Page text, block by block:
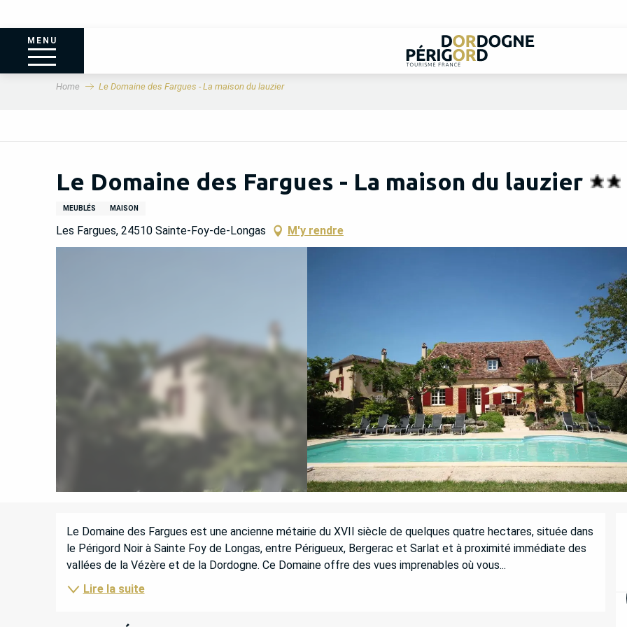
MENU
Home Le Domaine des Fargues - La maison du lauzier
Le Domaine des Fargues - La maison du lauzier
MEUBLÉS MAISON
Les Fargues, 24510 Sainte-Foy-de-Longas M'y rendre
DESCRIPTION
Le Domaine des Fargues est une ancienne métairie du XVII siècle de quelques quatre hectares, située dans
le Périgord Noir à Sainte Foy de Longas, entre Périgueux, Bergerac et Sarlat et à proximité immédiate des
vallées de la Vézère et de la Dordogne. Ce Domaine offre des vues imprenables où vous...
Lire la suite